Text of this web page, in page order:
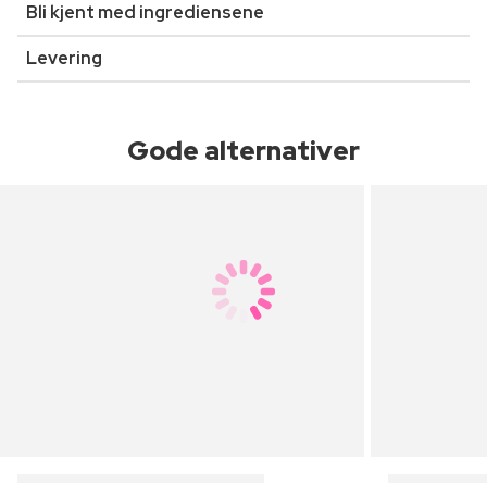
Bli kjent med ingrediensene
Levering
Gode alternativer